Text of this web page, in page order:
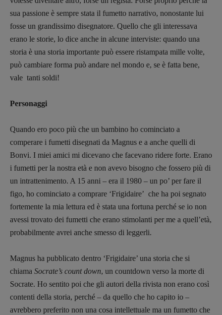
Recensioni
Primo Piano
Interviste
RUBRICHE
Archeologie del
Fumetti
Libro & Film
Pulp for kids
Opera prima
sua passione è sempre stata il fumetto narrativo, nonostante lui
fosse un grandissimo disegnatore. Quello che gli interessava
erano le storie, lo dice anche in alcune interviste: quando una
storia è una storia importante può essere ristampata mille volte,
può cambiare forma può andare nel mondo e, se è fatta bene,
vale tanti soldi!
Personaggi
Quando ero poco più che un bambino ho cominciato a
comperare i fumetti disegnati da Magnus e a anche quelli di
Bonvi. I miei amici mi dicevano che facevano ridere forte. Erano
i fumetti per la nostra età e non avevo bisogno che fossero più di
un intrattenimento. A 15 anni – era il 1980 – un po’ per fare il
figo, ho cominciato a comprare ‘Frigidaire’ che ha poi segnato
fortemente la mia lettura ed è stata una fortuna perché se io non
avessi trovato dei fumetti che erano stimolanti per me a quell’età,
probabilmente avrei anche smesso di leggerli.
Magnus ha pubblicato dentro ‘Frigidaire’ una storia che si
chiama Socrate’s count down, un countdown verso la morte di
Socrate. Ho sentito poi che gli autori della rivista non erano così
contenti della storia, perché – da quello che ho capito io –
avrebbero preferito non una cosa intellettuale ma un fumetto che